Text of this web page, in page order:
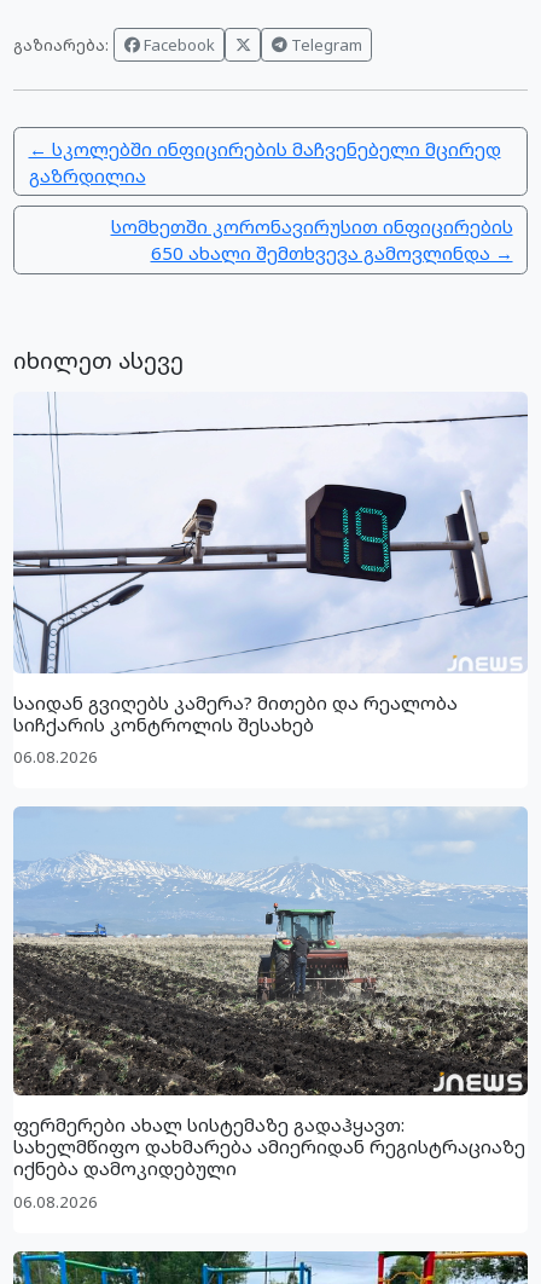
გაზიარება: Facebook Telegram
← სკოლებში ინფიცირების მაჩვენებელი მცირედ
გაზრდილია
სომხეთში კორონავირუსით ინფიცირების
650 ახალი შემთხვევა გამოვლინდა →
იხილეთ ასევე
საიდან გვიღებს კამერა? მითები და რეალობა
სიჩქარის კონტროლის შესახებ
06.08.2026
ფერმერები ახალ სისტემაზე გადაჰყავთ:
სახელმწიფო დახმარება ამიერიდან რეგისტრაციაზე
იქნება დამოკიდებული
06.08.2026